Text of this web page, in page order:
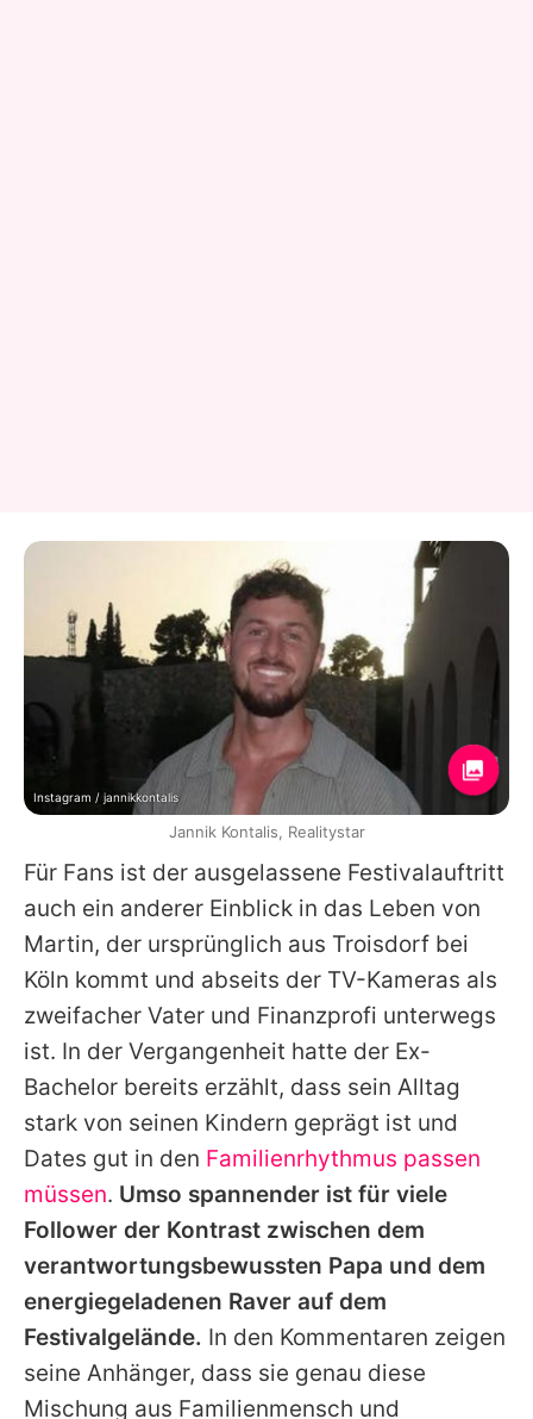
Für Fans ist der ausgelassene Festivalauftritt
auch ein anderer Einblick in das Leben von
Martin, der ursprünglich aus Troisdorf bei
Köln kommt und abseits der TV-Kameras als
zweifacher Vater und Finanzprofi unterwegs
ist. In der Vergangenheit hatte der Ex-
Bachelor bereits erzählt, dass sein Alltag
stark von seinen Kindern geprägt ist und
Dates gut in den Familienrhythmus passen
müssen. Umso spannender ist für viele
Follower der Kontrast zwischen dem
verantwortungsbewussten Papa und dem
energiegeladenen Raver auf dem
Festivalgelände. In den Kommentaren zeigen
seine Anhänger, dass sie genau diese
Mischung aus Familienmensch und
Instagram / jannikkontalis
Jannik Kontalis, Realitystar